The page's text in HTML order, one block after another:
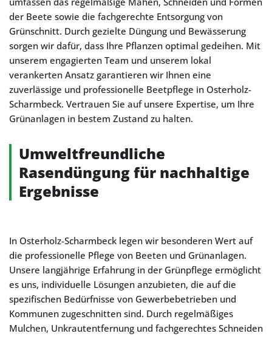
der Beete sowie die fachgerechte Entsorgung von
Grünschnitt. Durch gezielte Düngung und Bewässerung
sorgen wir dafür, dass Ihre Pflanzen optimal gedeihen. Mit
unserem engagierten Team und unserem lokal
verankerten Ansatz garantieren wir Ihnen eine
zuverlässige und professionelle Beetpflege in Osterholz-
Scharmbeck. Vertrauen Sie auf unsere Expertise, um Ihre
Grünanlagen in bestem Zustand zu halten.
Umweltfreundliche
Rasendüngung für nachhaltige
Ergebnisse
In Osterholz-Scharmbeck legen wir besonderen Wert auf
die professionelle Pflege von Beeten und Grünanlagen.
Unsere langjährige Erfahrung in der Grünpflege ermöglicht
es uns, individuelle Lösungen anzubieten, die auf die
spezifischen Bedürfnisse von Gewerbebetrieben und
Kommunen zugeschnitten sind. Durch regelmäßiges
Mulchen, Unkrautentfernung und fachgerechtes Schneiden